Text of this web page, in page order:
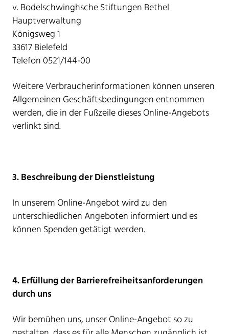
v. Bodelschwinghsche Stiftungen Bethel
Hauptverwaltung
Königsweg 1
33617 Bielefeld
Telefon 0521/144-00
Weitere Verbraucherinformationen können unseren
Allgemeinen Geschäftsbedingungen entnommen
werden, die in der Fußzeile dieses Online-Angebots
verlinkt sind.
3. Beschreibung der Dienstleistung
In unserem Online-Angebot wird zu den
unterschiedlichen Angeboten informiert und es
können Spenden getätigt werden.
4. Erfüllung der Barrierefreiheitsanforderungen
durch uns
Wir bemühen uns, unser Online-Angebot so zu